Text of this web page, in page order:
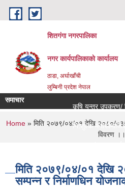
Skip to main content
शितगंगा नगरपालिका
नगर कार्यपालिकाकाे कार्यालय
ठाडा, अर्घाखाँची
लुम्बिनी प्रदेश नेपाल
समाचार
कृषि यन्त्र उपकरण/
नि:शुल्क मनोसामाजिक
You are here
Home » मिति २०७९/०४/०१ देखि २०८०/०३/
विवरण
मिति २०७९/०४/०१ देखि
सम्पन्न र निर्माणधिन